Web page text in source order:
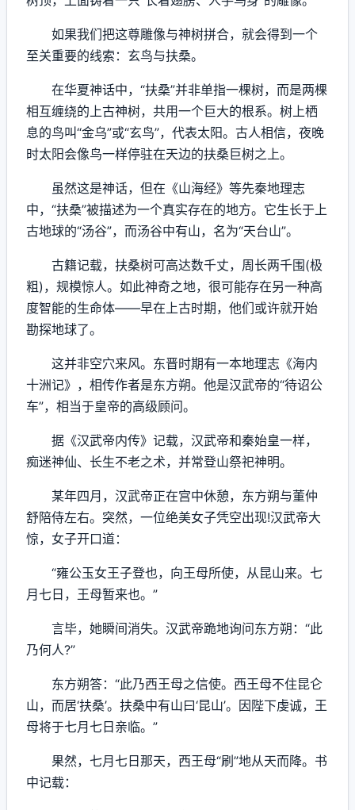
如果我们把这尊雕像与神树拼合，就会得到一个
至关重要的线索：玄鸟与扶桑。
在华夏神话中，“扶桑”并非单指一棵树，而是两棵
相互缠绕的上古神树，共用一个巨大的根系。树上栖
息的鸟叫“金乌”或“玄鸟”，代表太阳。古人相信，夜晚
时太阳会像鸟一样停驻在天边的扶桑巨树之上。
虽然这是神话，但在《山海经》等先秦地理志
中，“扶桑”被描述为一个真实存在的地方。它生长于上
古地球的“汤谷”，而汤谷中有山，名为“天台山”。
古籍记载，扶桑树可高达数千丈，周长两千围(极
粗)，规模惊人。如此神奇之地，很可能存在另一种高
度智能的生命体——早在上古时期，他们或许就开始
勘探地球了。
这并非空穴来风。东晋时期有一本地理志《海内
十洲记》，相传作者是东方朔。他是汉武帝的“待诏公
车”，相当于皇帝的高级顾问。
据《汉武帝内传》记载，汉武帝和秦始皇一样，
痴迷神仙、长生不老之术，并常登山祭祀神明。
某年四月，汉武帝正在宫中休憩，东方朔与董仲
舒陪侍左右。突然，一位绝美女子凭空出现!汉武帝大
惊，女子开口道：
“雍公玉女王子登也，向王母所使，从昆山来。七
月七日，王母暂来也。”
言毕，她瞬间消失。汉武帝跪地询问东方朔：“此
乃何人?”
东方朔答：“此乃西王母之信使。西王母不住昆仑
山，而居‘扶桑’。扶桑中有山曰‘昆山’。因陛下虔诚，王
母将于七月七日亲临。”
果然，七月七日那天，西王母“刷”地从天而降。书
中记载：